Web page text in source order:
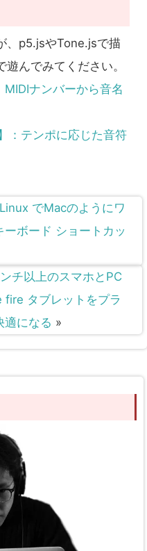
、p5.jsやTone.jsで描
んでみてください。
ナンバーから音名
：テンポに応じた音符
でMacのようにワ
ボード ショートカッ
チ以上のスマホとPC
タブレットをプラ
適になる »